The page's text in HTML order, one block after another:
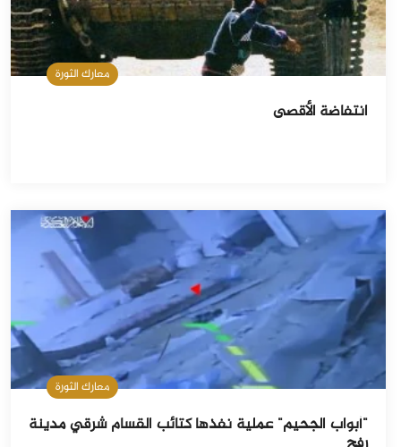
معارك الثورة
انتفاضة الأقصى
معارك الثورة
"أبواب الجحيم" عملية نفذها كتائب القسام شرقي مدينة